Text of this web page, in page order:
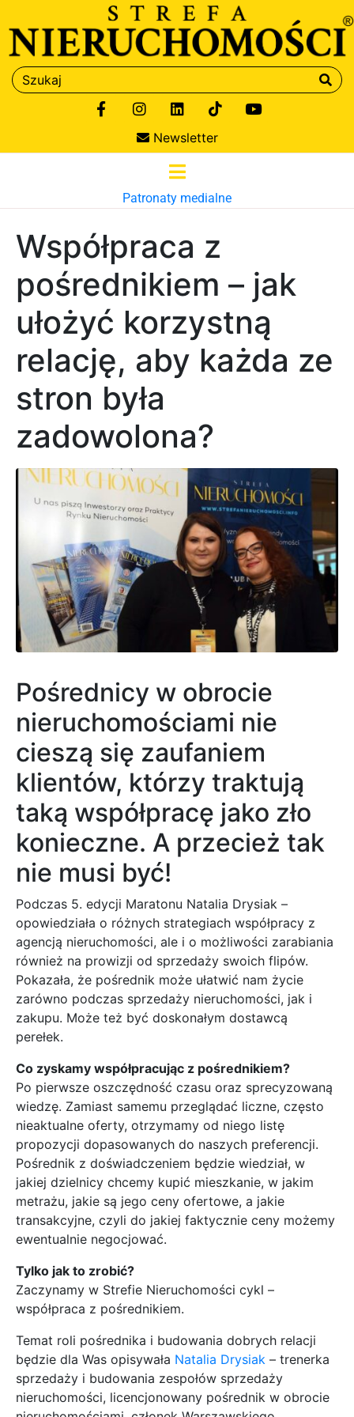
Newsletter
Patronaty medialne
Współpraca z
pośrednikiem – jak
ułożyć korzystną
relację, aby każda ze
stron była
zadowolona?
Pośrednicy w obrocie
nieruchomościami nie
cieszą się zaufaniem
klientów, którzy traktują
taką współpracę jako zło
konieczne. A przecież tak
nie musi być!
Podczas 5. edycji Maratonu Natalia Drysiak –
opowiedziała o różnych strategiach współpracy z
agencją nieruchomości, ale i o możliwości zarabiania
również na prowizji od sprzedaży swoich flipów.
Pokazała, że pośrednik może ułatwić nam życie
zarówno podczas sprzedaży nieruchomości, jak i
zakupu. Może też być doskonałym dostawcą
perełek.
Co zyskamy współpracując z pośrednikiem?
Po pierwsze oszczędność czasu oraz sprecyzowaną
wiedzę. Zamiast samemu przeglądać liczne, często
nieaktualne oferty, otrzymamy od niego listę
propozycji dopasowanych do naszych preferencji.
Pośrednik z doświadczeniem będzie wiedział, w
jakiej dzielnicy chcemy kupić mieszkanie, w jakim
metrażu, jakie są jego ceny ofertowe, a jakie
transakcyjne, czyli do jakiej faktycznie ceny możemy
ewentualnie negocjować.
Tylko jak to zrobić?
Zaczynamy w Strefie Nieruchomości cykl –
współpraca z pośrednikiem.
Temat roli pośrednika i budowania dobrych relacji
będzie dla Was opisywała Natalia Drysiak – trenerka
sprzedaży i budowania zespołów sprzedaży
nieruchomości, licencjonowany pośrednik w obrocie